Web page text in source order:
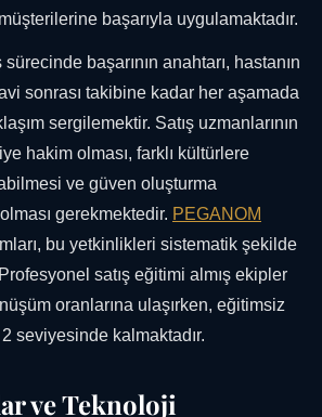
başarıyla uygulamaktadır.
sürecinde başarının anahtarı, hastanın
sonrası takibine kadar her aşamada
sergilemektir. Satış uzmanlarının
hakim olması, farklı kültürlere
ve güven oluşturma
gerekmektedir. PEGANOM
bu yetkinlikleri sistematik şekilde
satış eğitimi almış ekipler
oranlarına ulaşırken, eğitimsiz
seviyesinde kalmaktadır.
ve Teknoloji